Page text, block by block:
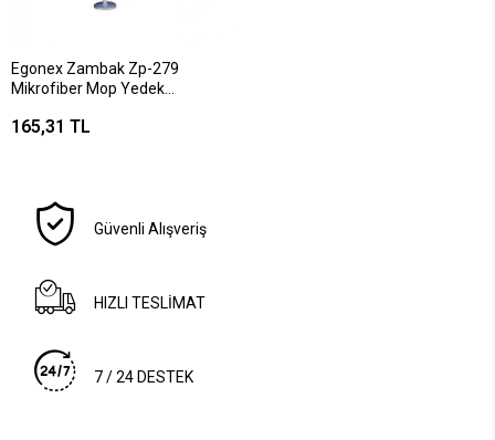
Egonex Zambak Zp-279
Mikrofiber Mop Yedek
165,31 TL
Güvenli Alışveriş
HIZLI TESLİMAT
7 / 24 DESTEK